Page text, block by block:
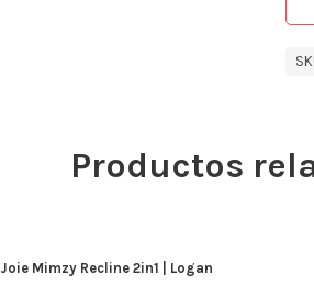
Productos
Joie Mimzy Recline 2in1 | Logan